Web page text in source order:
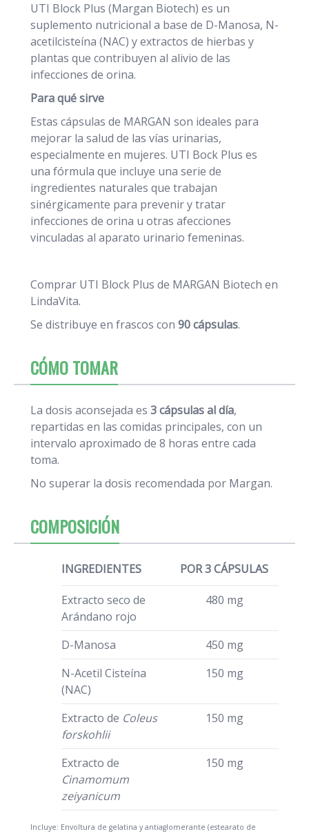
UTI Block Plus (Margan Biotech) es un
suplemento nutricional a base de D-Manosa, N-
acetilcisteína (NAC) y extractos de hierbas y
plantas que contribuyen al alivio de las
infecciones de orina.
Para qué sirve
Estas cápsulas de MARGAN son ideales para
mejorar la salud de las vías urinarias,
especialmente en mujeres. UTI Bock Plus es
una fórmula que incluye una serie de
ingredientes naturales que trabajan
sinérgicamente para prevenir y tratar
infecciones de orina u otras afecciones
vinculadas al aparato urinario femeninas.
Comprar UTI Block Plus de MARGAN Biotech en
LindaVita.
Se distribuye en frascos con 90 cápsulas.
CÓMO TOMAR
La dosis aconsejada es 3 cápsulas al día,
repartidas en las comidas principales, con un
intervalo aproximado de 8 horas entre cada
toma.
No superar la dosis recomendada por Margan.
COMPOSICIÓN
INGREDIENTES POR 3 CÁPSULAS
Extracto seco de
Arándano rojo
480 mg
D-Manosa
450 mg
N-Acetil Cisteína
(NAC)
150 mg
Extracto de Coleus
forskohlii
150 mg
Extracto de
Cinamomum
zeiyanicum
150 mg
Incluye: Envoltura de gelatina y antiaglomerante (estearato de